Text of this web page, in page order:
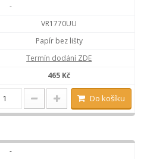
-
VR1770UU
Papír bez lišty
Termín dodání ZDE
465 Kč
Do košíku
-